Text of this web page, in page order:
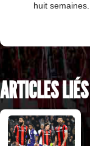
huit semaines.
ARTICLES LIÉS